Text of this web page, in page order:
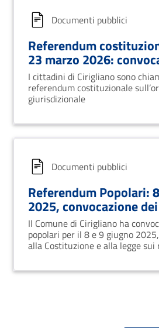
Documenti pubblici
Referendum
23 marzo 2026:
comizi elettorali
I cittadini di Cirigliano sono
referendum costituzionale
giurisdizionale
Documenti pubblici
Referendum Popolari:
2025, convocazione
Il Comune di Cirigliano ha
popolari per il 8 e 9 giugno
alla Costituzione e alla legge sui